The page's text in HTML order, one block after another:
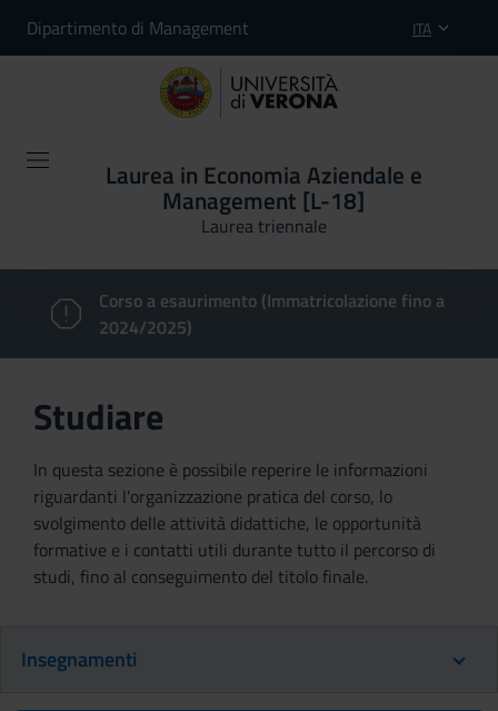
Dipartimento di Management ITA
Laurea in Economia Aziendale e
Management [L-18]
Laurea triennale
Corso a esaurimento (Immatricolazione fino a
2024/2025)
Studiare
In questa sezione è possibile reperire le informazioni
riguardanti l'organizzazione pratica del corso, lo
svolgimento delle attività didattiche, le opportunità
formative e i contatti utili durante tutto il percorso di
studi, fino al conseguimento del titolo finale.
Insegnamenti